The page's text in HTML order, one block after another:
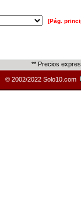
[Pág.
** Precios
© 2002/2022 Solo10.com